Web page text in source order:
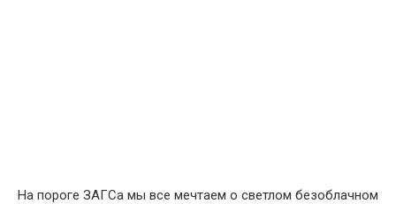
На пороге ЗАГСа мы все мечтаем о светлом безоблачном